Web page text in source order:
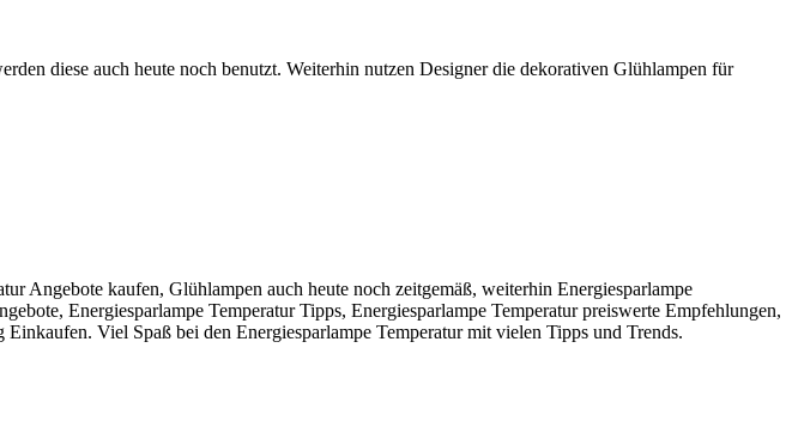
diese auch heute noch benutzt. Weiterhin nutzen Designer die dekorativen Glühlampen für
Angebote kaufen, Glühlampen auch heute noch zeitgemäß, weiterhin Energiesparlampe
Energiesparlampe Temperatur Tipps, Energiesparlampe Temperatur preiswerte Empfehlungen,
Viel Spaß bei den Energiesparlampe Temperatur mit vielen Tipps und Trends.